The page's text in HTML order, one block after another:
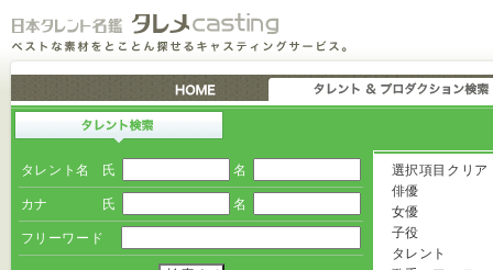
タレント名 氏 名
カナ 氏 名
フリーワード
選択項目クリア
俳優
女優
子役
タレント